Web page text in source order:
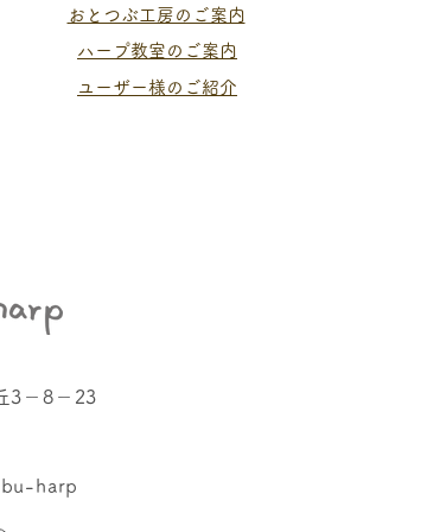
おとつぶ工房のご案内
ハープ教室のご案内
ユーザー様のご紹介
3－8－23
harp